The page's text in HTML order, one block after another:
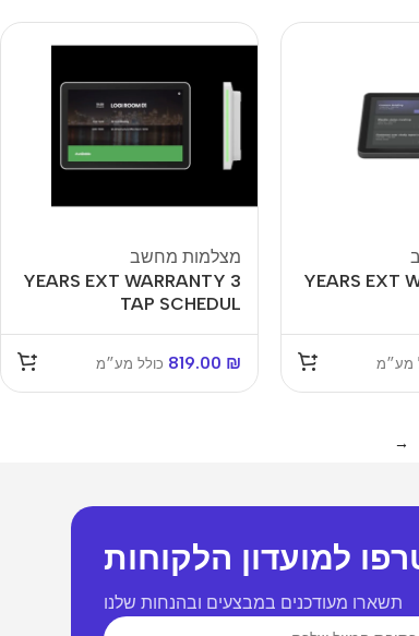
3 YEARS EXT
מע״מ
מצלמות מחשב
3 YEARS EXT WARRANTY
TAP SCHEDUL
819.00 ₪ כולל מע״מ
→
למועדון הלקוחות
תשארו מעודכנים במבצעים ובהנחות שלנו